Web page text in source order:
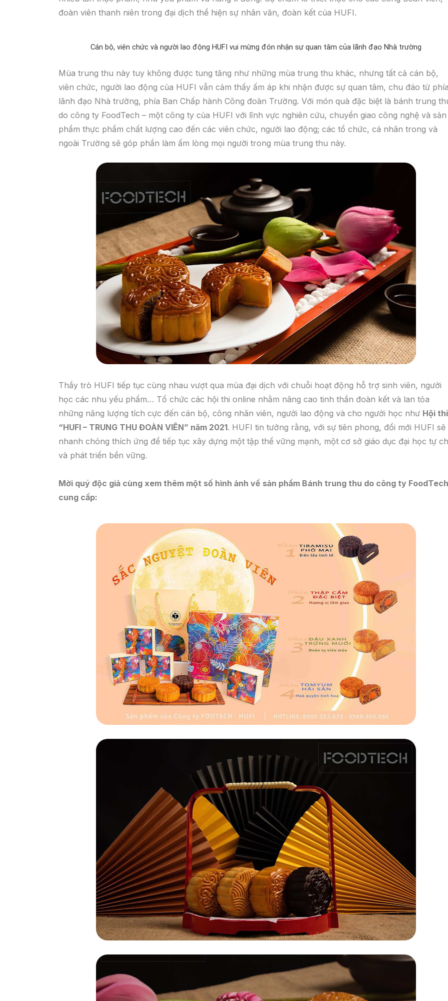
đoàn viên thanh niên trong đại dịch thể hiện sự nhân văn, đoàn kết của HUFI.
Cán bộ, viên chức và người lao động HUFI vui mừng đón nhận sự quan tâm của lãnh đạo Nhà trường
Mùa trung thu này tuy không được tung tăng như những mùa trung thu khác, nhưng tất cả cán bộ,
viên chức, người lao động của HUFI vẫn cảm thấy ấm áp khi nhận được sự quan tâm, chu đáo từ
lãnh đạo Nhà trường, phía Ban Chấp hành Công đoàn Trường. Với món quà đặc biệt là bánh trung
do công ty FoodTech – một công ty của HUFI với lĩnh vực nghiên cứu, chuyển giao công nghệ và sản
phẩm thực phẩm chất lượng cao đến các viên chức, người lao động; các tổ chức, cá nhân trong và
ngoài Trường sẽ góp phần làm ấm lòng mọi người trong mùa trung thu này.
Thầy trò HUFI tiếp tục cùng nhau vượt qua mùa đại dịch với chuỗi hoạt động hỗ trợ sinh viên, người
học các nhu yếu phẩm… Tổ chức các hội thi online nhằm nâng cao tinh thần đoàn kết và lan tỏa
những năng lượng tích cực đến cán bộ, công nhân viên, người lao động và cho người học như Hội thi
“HUFI – TRUNG THU ĐOÀN VIÊN” năm 2021. HUFI tin tưởng rằng, với sự tiên phong, đổi mới HUFI sẽ
nhanh chóng thích ứng để tiếp tục xây dựng một tập thể vững mạnh, một cơ sở giáo dục đại học tự
và phát triển bền vững.
Mời quý độc giả cùng xem thêm một số hình ảnh về sản phẩm Bánh trung thu do công ty FoodTech
cung cấp: